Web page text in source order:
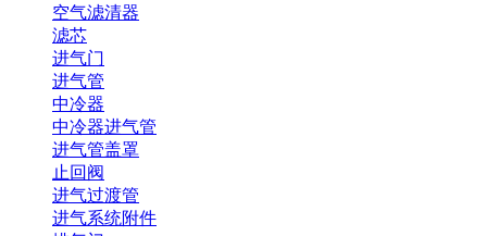
空气滤清器
滤芯
进气门
进气管
中冷器
中冷器进气管
进气管盖罩
止回阀
进气过渡管
进气系统附件